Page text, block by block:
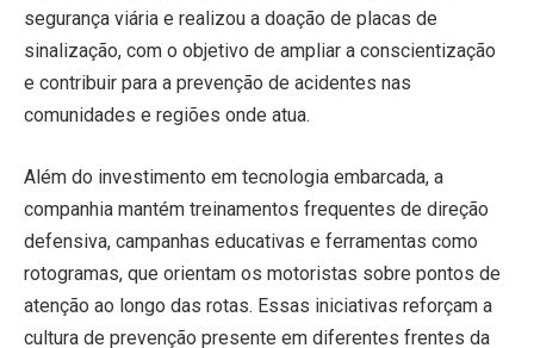
segurança viária e realizou a doação de placas de
sinalização, com o objetivo de ampliar a conscientização
e contribuir para a prevenção de acidentes nas
comunidades e regiões onde atua.
Além do investimento em tecnologia embarcada, a
companhia mantém treinamentos frequentes de direção
defensiva, campanhas educativas e ferramentas como
rotogramas, que orientam os motoristas sobre pontos de
atenção ao longo das rotas. Essas iniciativas reforçam a
cultura de prevenção presente em diferentes frentes da